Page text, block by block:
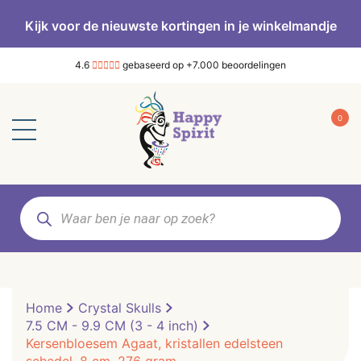
Kijk voor de nieuwste kortingen in je winkelmandje
4.6 gebaseerd op +7.000 beoordelingen
0
Producten
zoeken
Home
Crystal Skulls
7.5 CM - 9.9 CM (3 - 4 inch)
Kersenbloesem Agaat, kristallen edelsteen